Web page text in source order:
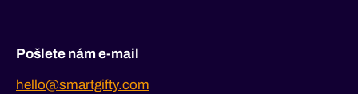
Pošlete nám e-mail
hello@smartgifty.com